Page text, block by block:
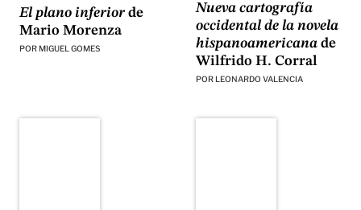
El plano inferiorde
Mario Morenza
POR MIGUEL GOMES
Nueva cartografía
occidental de la novela
hispanoamericanade
Wilfrido H. Corral
POR LEONARDO VALENCIA